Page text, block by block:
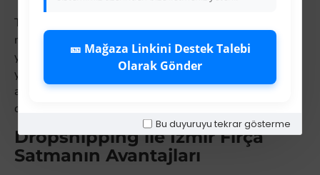
🎫 Mağaza Linkini Destek Talebi
Olarak Gönder
Bu duyuruyu tekrar gösterme
Trendyol ve N11'da i̇zmir fırça aramaları her ay
milyonlarca kez gerçekleşir. Bu kategori, stoksuz satış
yapan e-ticaret satıcıları için sürekli talep, hızlı devir ve
yüksek kâr marjı sunar. Colezium'un güçlü dropshipping
altyapısıylai̇zmir fırçaürünlerini XML entegrasyonuyla
otomatik stok yönetimi yapın.
Dropshipping ile İzmir Fırça
Satmanın Avantajları